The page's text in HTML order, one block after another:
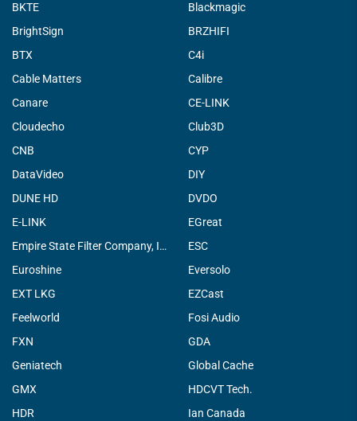
BKTE
Blackmagic
BrightSign
BRZHIFI
BTX
C4i
Cable Matters
Calibre
Canare
CE-LINK
Cloudecho
Club3D
CNB
CYP
DataVideo
DIY
DUNE HD
DVDO
E-LINK
EGreat
Empire State Filter Company, INC.
ESC
Euroshine
Eversolo
EXT LKG
EZCast
Feelworld
Fosi Audio
FXN
GDA
Geniatech
Global Cache
GMX
HDCVT Tech.
HDR
Ian Canada